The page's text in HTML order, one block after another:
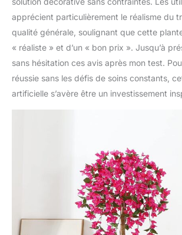
apprécient particulièrement le réalisme du
qualité générale, soulignant que cette
« réaliste » et d’un « bon prix ». Jusqu’à
sans hésitation ces avis après mon test.
réussie sans les défis de soins constants,
artificielle s’avère être un investissement